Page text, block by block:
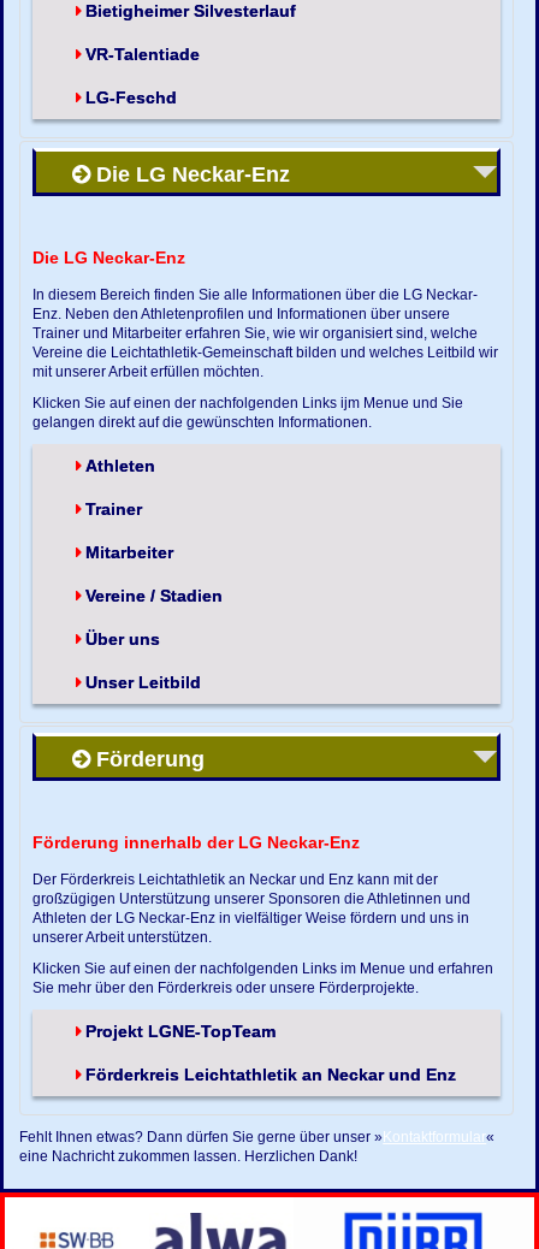
Bietigheimer Silvesterlauf
VR-Talentiade
LG-Feschd
Die LG Neckar-Enz
Die LG Neckar-Enz
In diesem Bereich finden Sie alle Informationen über die LG Neckar-
Enz. Neben den Athletenprofilen und Informationen über unsere
Trainer und Mitarbeiter erfahren Sie, wie wir organisiert sind, welche
Vereine die Leichtathletik-Gemeinschaft bilden und welches Leitbild wir
mit unserer Arbeit erfüllen möchten.
Klicken Sie auf einen der nachfolgenden Links ijm Menue und Sie
gelangen direkt auf die gewünschten Informationen.
Athleten
Trainer
Mitarbeiter
Vereine / Stadien
Über uns
Unser Leitbild
Förderung
Förderung innerhalb der LG Neckar-Enz
Der Förderkreis Leichtathletik an Neckar und Enz kann mit der
großzügigen Unterstützung unserer Sponsoren die Athletinnen und
Athleten der LG Neckar-Enz in vielfältiger Weise fördern und uns in
unserer Arbeit unterstützen.
Klicken Sie auf einen der nachfolgenden Links im Menue und erfahren
Sie mehr über den Förderkreis oder unsere Förderprojekte.
Projekt LGNE-TopTeam
Förderkreis Leichtathletik an Neckar und Enz
Fehlt Ihnen etwas? Dann dürfen Sie gerne über unser »Kontaktformular«
eine Nachricht zukommen lassen. Herzlichen Dank!